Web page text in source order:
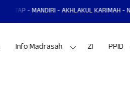
- AKHLAKUL KARIMAH - NASIONALIS
Info Madrasah ZI PPID